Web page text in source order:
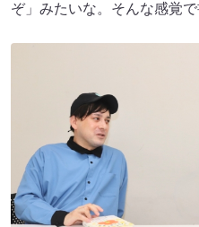
ぞ」みたいな。そんな感覚で